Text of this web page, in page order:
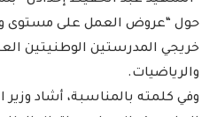
حول “عروض العمل على مستوى
خريجي المدرستين الوطنيتين
والرياضيات.
وفي كلمته بالمناسبة، أشاد وزير